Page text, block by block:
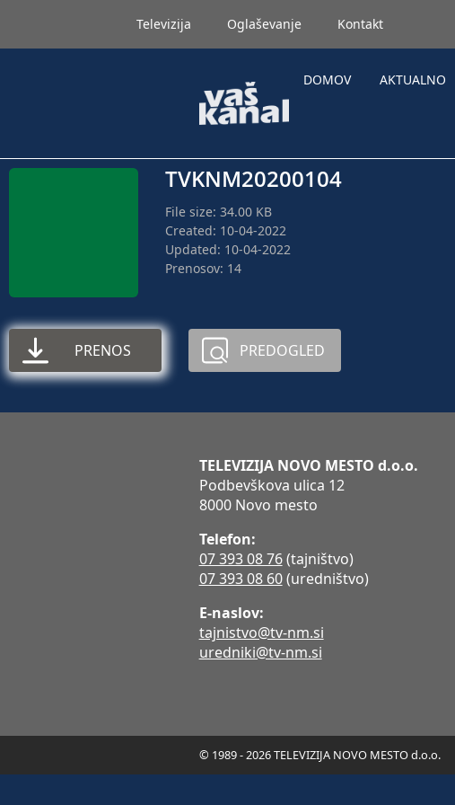
Televizija Oglaševanje Kontakt
DOMOV AKTUALNO
TVKNM20200104
File size: 34.00 KB
Created: 10-04-2022
Updated: 10-04-2022
Prenosov: 14
PRENOS PREDOGLED
TELEVIZIJA NOVO MESTO d.o.o.
Podbevškova ulica 12
8000 Novo mesto
Telefon:
07 393 08 76(tajništvo)
07 393 08 60(uredništvo)
E-naslov:
tajnistvo@tv-nm.si
uredniki@tv-nm.si
© 1989 - 2026 TELEVIZIJA NOVO MESTO d.o.o.